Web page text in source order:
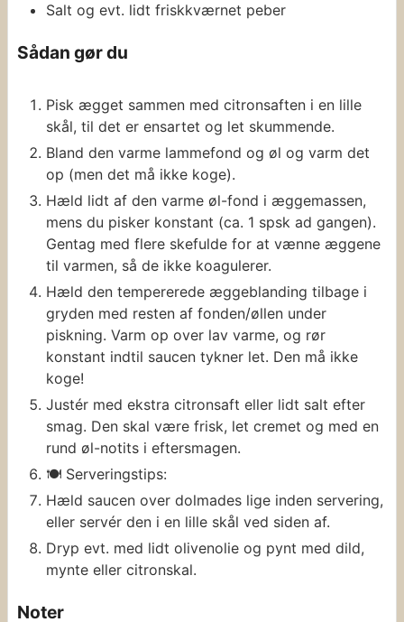
Salt og evt. lidt friskkværnet peber
Sådan gør du
Pisk ægget sammen med citronsaften i en lille
skål, til det er ensartet og let skummende.
Bland den varme lammefond og øl og varm det
op (men det må ikke koge).
Hæld lidt af den varme øl-fond i æggemassen,
mens du pisker konstant (ca. 1 spsk ad gangen).
Gentag med flere skefulde for at vænne æggene
til varmen, så de ikke koagulerer.
Hæld den tempererede æggeblanding tilbage i
gryden med resten af fonden/øllen under
piskning. Varm op over lav varme, og rør
konstant indtil saucen tykner let. Den må ikke
koge!
Justér med ekstra citronsaft eller lidt salt efter
smag. Den skal være frisk, let cremet og med en
rund øl-notits i eftersmagen.
🍽 Serveringstips:
Hæld saucen over dolmades lige inden servering,
eller servér den i en lille skål ved siden af.
Dryp evt. med lidt olivenolie og pynt med dild,
mynte eller citronskal.
Noter